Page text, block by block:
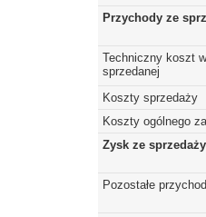
Przychody ze
Techniczny koszt
sprzedanej
Koszty sprzedaży
Koszty ogólnego
Zysk ze sprzedaży
Pozostałe